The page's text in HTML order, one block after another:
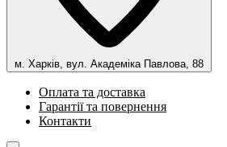
м. Харків, вул. Академіка Павлова, 88
Оплата та доставка
Гарантії та повернення
Контакти